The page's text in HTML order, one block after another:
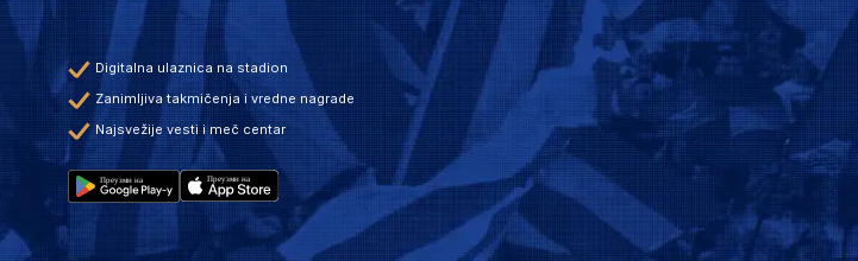
Digitalna ulaznica na stadion
Zanimljiva takmičenja i vredne nagrade
Najsvežije vesti i meč centar